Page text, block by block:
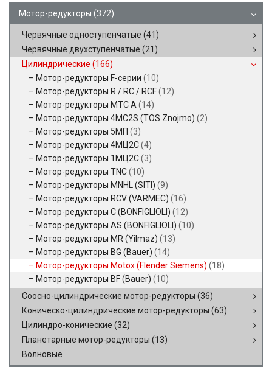
Мотор-редукторы (372)
Червячные одноступенчатые (41)
Червячные двухступенчатые (21)
Цилиндрические (166)
Мотор-редукторы F-серии (10)
Мотор-редукторы R / RC / RCF(12)
Мотор-редукторы MTC A (14)
Мотор-редукторы 4MC2S (TOS Znojmo) (2)
Мотор-редукторы 5МП (3)
Мотор-редукторы 4МЦ2С(4)
Мотор-редукторы 1МЦ2С(3)
Мотор-редукторы TNC(10)
Мотор-редукторы MNHL (SITI) (9)
Мотор-редукторы RCV (VARMEC) (16)
Мотор-редукторы C (BONFIGLIOLI) (12)
Мотор-редукторы AS (BONFIGLIOLI) (10)
Мотор-редукторы MR (Yilmaz) (13)
Мотор-редукторы BG (Bauer) (14)
Мотор-редукторы Motox (Flender Siemens) (18)
Мотор-редукторы BF (Bauer) (10)
Соосно-цилиндрические мотор-редукторы (36)
Коническо-цилиндрические мотор-редукторы (63)
Цилиндро-конические (32)
Планетарные мотор-редукторы (13)
Волновые